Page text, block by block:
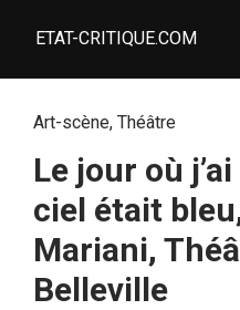
ETAT-CRITIQUE.COM
Art-scène, Théâtre
Le jour où
ciel était
Mariani,
Belleville